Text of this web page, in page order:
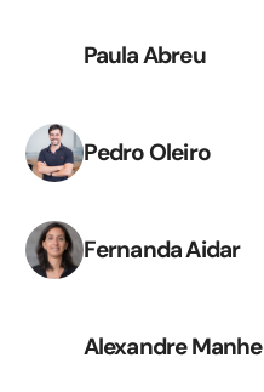
Paula Abreu
Pedro Oleiro
Fernanda Aidar
Alexandre Manhe